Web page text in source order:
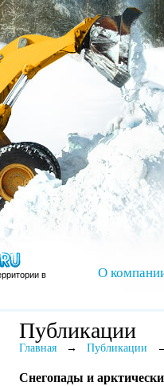
в
О
Публикации
Главная → Публикации
Снегопады и